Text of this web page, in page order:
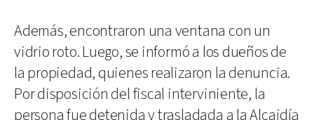
Además, encontraron una ventana con un
vidrio roto. Luego, se informó a los dueños de
la propiedad, quienes realizaron la denuncia.
Por disposición del fiscal interviniente, la
persona fue detenida y trasladada a la Alcaidía